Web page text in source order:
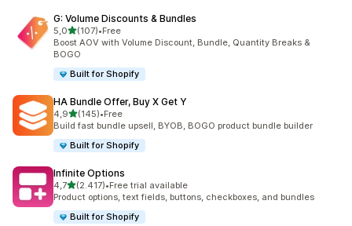
G: Volume Discounts & Bundles
5,0stelle su 5
(107)
107 recensioni totali
•Free
Boost AOV with Volume Discount, Bundle, Quantity Breaks &
BOGO
Built for Shopify
HA Bundle Offer, Buy X Get Y
4,9stelle su 5
(145)
145 recensioni totali
•Free
Build fast bundle upsell, BYOB, BOGO product bundle builder
Built for Shopify
Infinite Options
4,7stelle su 5
(2.417)
2417 recensioni totali
•Free trial available
Product options, text fields, buttons, checkboxes, and bundles
Built for Shopify